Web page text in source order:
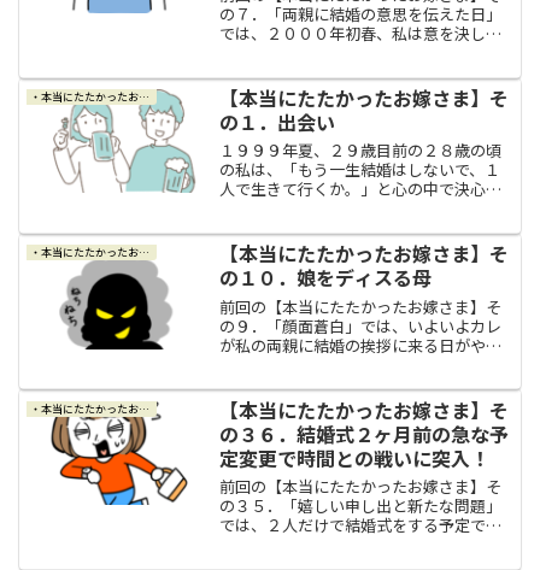
の７．「両親に結婚の意思を伝えた日」
では、２０００年初春、私は意を決して
思わず涙が堪えられなくなってしまった
私でしたが、そこで思いが...
・本当にたたかったお嫁さま
【本当にたたかったお嫁さま】そ
の１．出会い
１９９９年夏、２９歳目前の２８歳の頃
の私は、「もう一生結婚はしないで、１
人で生きて行くか。」と心の中で決心し
「モラハラ」とか、そのような言葉や意
味もだいぶ周知されるよう...
・本当にたたかったお嫁さま
【本当にたたかったお嫁さま】そ
の１０．娘をディスる母
前回の【本当にたたかったお嫁さま】そ
の９．「顔面蒼白」では、いよいよカレ
が私の両親に結婚の挨拶に来る日がやっ
ないですか。でも私の場合は緊張と不安
しかなくて、顔面蒼白でし...
・本当にたたかったお嫁さま
【本当にたたかったお嫁さま】そ
の３６．結婚式２ヶ月前の急な予
定変更で時間との戦いに突入！
前回の【本当にたたかったお嫁さま】そ
の３５．「嬉しい申し出と新たな問題」
では、２人だけで結婚式をする予定でし